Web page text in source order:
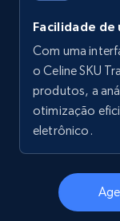
Walmart -
specific
URL, Final
more.
5.6K+
Facilidade de
Com uma
o Celine SKU
produtos, a
otimização
eletrônico.